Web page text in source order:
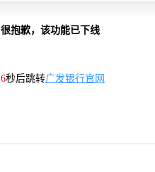
很抱歉，该功能已下线
6秒后跳转广发银行官网